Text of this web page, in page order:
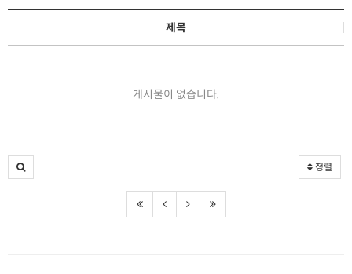
제목
게시물이 없습니다.
정렬